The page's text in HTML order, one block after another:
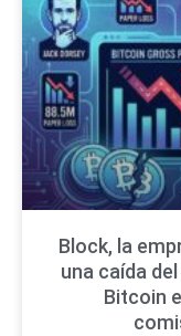
Block, la
una caída
Bitcoin